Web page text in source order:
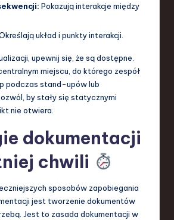
Pokazują interakcje między
układ i punkty interakcji.
upewnij się, że są dostępne.
miejscu, do którego zespół
podczas stand-upów lub
by stały się statycznymi
nie otwiera.
dokumentacji
chwili
sposobów zapobiegania
jest tworzenie dokumentów
Jest to zasada dokumentacji w